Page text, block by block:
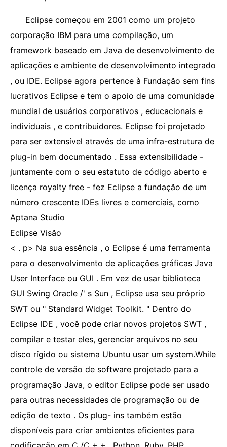
Eclipse começou em 2001 como um projeto
corporação IBM para uma compilação, um
framework baseado em Java de desenvolvimento de
aplicações e ambiente de desenvolvimento integrado
, ou IDE. Eclipse agora pertence à Fundação sem fins
lucrativos Eclipse e tem o apoio de uma comunidade
mundial de usuários corporativos , educacionais e
individuais , e contribuidores. Eclipse foi projetado
para ser extensível através de uma infra-estrutura de
plug-in bem documentado . Essa extensibilidade -
juntamente com o seu estatuto de código aberto e
licença royalty free - fez Eclipse a fundação de um
número crescente IDEs livres e comerciais, como
Aptana Studio
Eclipse Visão
< . p> Na sua essência , o Eclipse é uma ferramenta
para o desenvolvimento de aplicações gráficas Java
User Interface ou GUI . Em vez de usar biblioteca
GUI Swing Oracle /' s Sun , Eclipse usa seu próprio
SWT ou " Standard Widget Toolkit. " Dentro do
Eclipse IDE , você pode criar novos projetos SWT ,
compilar e testar eles, gerenciar arquivos no seu
disco rígido ou sistema Ubuntu usar um system.While
controle de versão de software projetado para a
programação Java, o editor Eclipse pode ser usado
para outras necessidades de programação ou de
edição de texto . Os plug- ins também estão
disponíveis para criar ambientes eficientes para